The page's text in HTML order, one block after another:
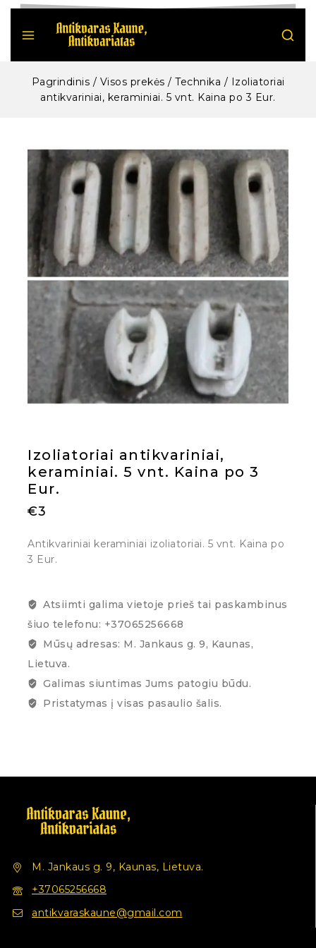
Pagrindinis / Visos prekės / Technika / Izoliatoriai
antikvariniai, keraminiai. 5 vnt. Kaina po 3 Eur.
Izoliatoriai antikvariniai,
keraminiai. 5 vnt. Kaina po 3
Eur.
€3
Antikvariniai keraminiai izoliatoriai. 5 vnt. Kaina po
3 Eur.
Atsiimti galima vietoje prieš tai paskambinus
šiuo telefonu: +37065256668
Mūsų adresas: M. Jankaus g. 9, Kaunas,
Lietuva.
Galimas siuntimas Jums patogiu būdu.
Pristatymas į visas pasaulio šalis.
M. Jankaus g. 9, Kaunas, Lietuva.
+37065256668
antikvaraskaune@gmail.com